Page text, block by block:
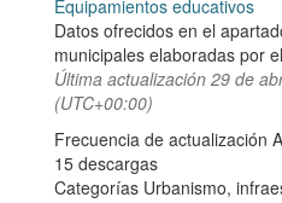
Equipamientos educativos
Datos ofrecidos en el
municipales elaboradas por
Última actualización 29 de
(UTC+00:00)
Frecuencia de actualización
15 descargas
Categorías Urbanismo,